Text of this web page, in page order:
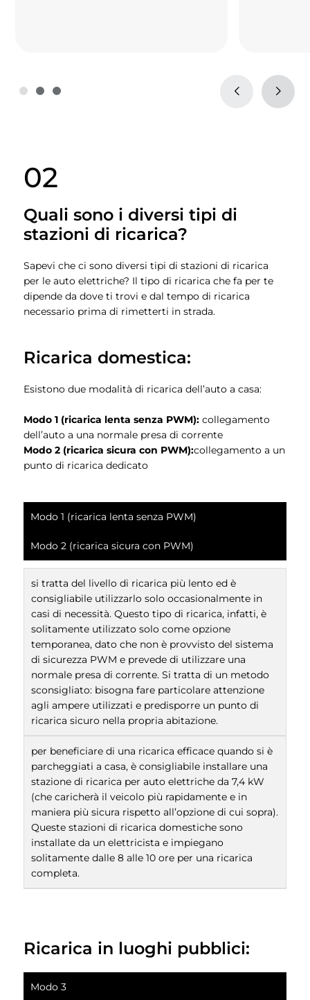
02
Quali sono i diversi tipi di
stazioni di ricarica?
Sapevi che ci sono diversi tipi di stazioni di ricarica
per le auto elettriche? Il tipo di ricarica che fa per te
dipende da dove ti trovi e dal tempo di ricarica
necessario prima di rimetterti in strada.
Ricarica domestica:
Esistono due modalità di ricarica dell’auto a casa:
Modo 1 (ricarica lenta senza PWM): collegamento
dell’auto a una normale presa di corrente
Modo 2 (ricarica sicura con PWM):collegamento a un
punto di ricarica dedicato
Modo 1 (ricarica lenta senza PWM)
Modo 2 (ricarica sicura con PWM)
si tratta del livello di ricarica più lento ed è
consigliabile utilizzarlo solo occasionalmente in
casi di necessità. Questo tipo di ricarica, infatti, è
solitamente utilizzato solo come opzione
temporanea, dato che non è provvisto del sistema
di sicurezza PWM e prevede di utilizzare una
normale presa di corrente. Si tratta di un metodo
sconsigliato: bisogna fare particolare attenzione
agli ampere utilizzati e predisporre un punto di
ricarica sicuro nella propria abitazione.
per beneficiare di una ricarica efficace quando si è
parcheggiati a casa, è consigliabile installare una
stazione di ricarica per auto elettriche da 7,4 kW
(che caricherà il veicolo più rapidamente e in
maniera più sicura rispetto all’opzione di cui sopra).
Queste stazioni di ricarica domestiche sono
installate da un elettricista e impiegano
solitamente dalle 8 alle 10 ore per una ricarica
completa.
Ricarica in luoghi pubblici:
Modo 3